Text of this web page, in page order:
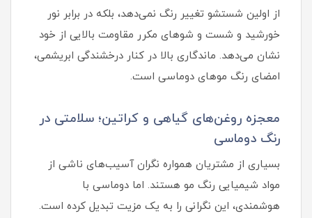
از اولین شستشو تغییر رنگ نمی‌دهد، بلکه در برابر نور
خورشید و شست‌ و شوهای مکرر مقاومت بالایی از خود
نشان می‌دهد. ماندگاری بالا در کنار درخشندگی ابریشمی،
امضای رنگ موهای دوماسی است.
معجزه روغن‌های گیاهی و کراتین؛ سلامتی در
رنگ دوماسی
بسیاری از مشتریان همواره نگران آسیب‌های ناشی از
مواد شیمیایی رنگ مو هستند. اما دوماسی با
هوشمندی، این نگرانی را به یک مزیت تبدیل کرده است.